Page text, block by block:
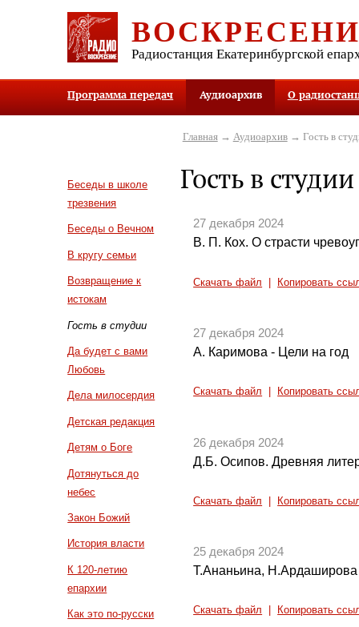
Радиостанция Екатеринбургской
Программа передач Аудиоархив О
Беседы в школе
трезвения
Беседы о Вечном
В кругу семьи
Возвращение к
истокам
Гость в студии
Да будет с вами
Любовь
Дела милосердия
Детская редакция
Детям о Боге
Дотянуться до
небес
Закон Божий
История власти
К 120-летию
епархии
Как это по-русски
Главная→ Аудиоархив→ Гость в
Гость в студии
27 декабря 2024
В. П. Кох. О страсти
Скачать файл Копировать
27 декабря 2024
А. Каримова - Цели на год
Скачать файл Копировать
26 декабря 2024
Д.Б. Осипов. Древняя
Скачать файл Копировать
25 декабря 2024
Т.Ананьина, Н.Ардаширова
Скачать файл Копировать